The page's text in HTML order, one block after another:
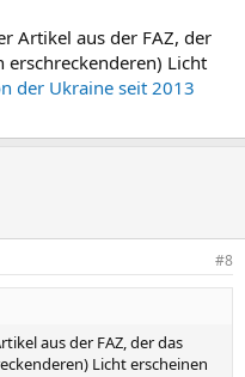
Artikel aus der FAZ, der
erschreckenderen) Licht
der Ukraine seit 2013
#8
aus der FAZ, der das
Licht erscheinen